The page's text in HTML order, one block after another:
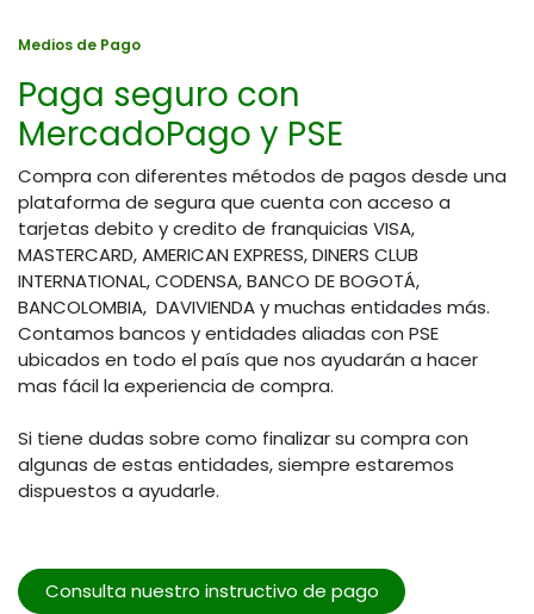
Medios de Pago
Paga seguro con
MercadoPago y PSE
Compra con diferentes métodos de pagos desde una
plataforma de segura que cuenta con acceso a
tarjetas debito y credito de franquicias VISA,
MASTERCARD, AMERICAN EXPRESS, DINERS CLUB
INTERNATIONAL, CODENSA, BANCO DE BOGOTÁ,
BANCOLOMBIA, DAVIVIENDA y muchas entidades más.
Contamos bancos y entidades aliadas con PSE
ubicados en todo el país que nos ayudarán a hacer
mas fácil la experiencia de compra.
Si tiene dudas sobre como finalizar su compra con
algunas de estas entidades, siempre estaremos
dispuestos a ayudarle.
Consulta nuestro instructivo de pago